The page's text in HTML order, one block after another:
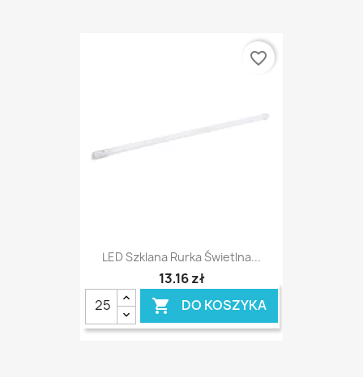
LED Szklana Rurka Świetlna...
13,16 zł
 DO KOSZYKA
favorite_border